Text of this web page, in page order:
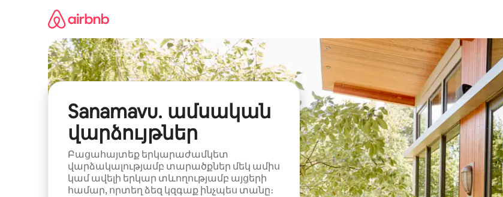
բովանդակությանը
Sanamavu․ ամսական
վարձույթներ
Բացահայտեք երկարաժամկետ
վարձակալությամբ տարածքներ մեկ ամիս
կամ ավելի երկար տևողությամբ այցերի
համար, որտեղ ձեզ կզգաք ինչպես տանը։